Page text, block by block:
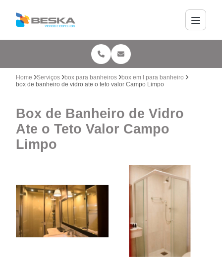
Home Serviços box para banheiros
box em l para banheiro
box de banheiro de vidro ate o teto valor Campo Limpo
Box de Banheiro de Vidro
Ate o Teto Valor Campo
Limpo